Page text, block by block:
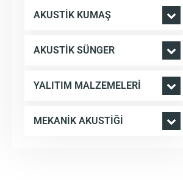
AKUSTIK KUMAŞ
AKUSTIK SÜNGER
YALITIM MALZEMELERI
MEKANIK AKUSTIĞI